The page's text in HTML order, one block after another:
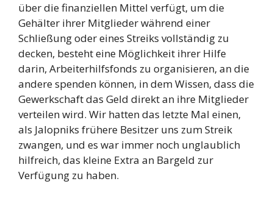
über die finanziellen Mittel verfügt, um die
Gehälter ihrer Mitglieder während einer
Schließung oder eines Streiks vollständig zu
decken, besteht eine Möglichkeit ihrer Hilfe
darin, Arbeiterhilfsfonds zu organisieren, an die
andere spenden können, in dem Wissen, dass die
Gewerkschaft das Geld direkt an ihre Mitglieder
verteilen wird. Wir hatten das letzte Mal einen,
als Jalopniks frühere Besitzer uns zum Streik
zwangen, und es war immer noch unglaublich
hilfreich, das kleine Extra an Bargeld zur
Verfügung zu haben.